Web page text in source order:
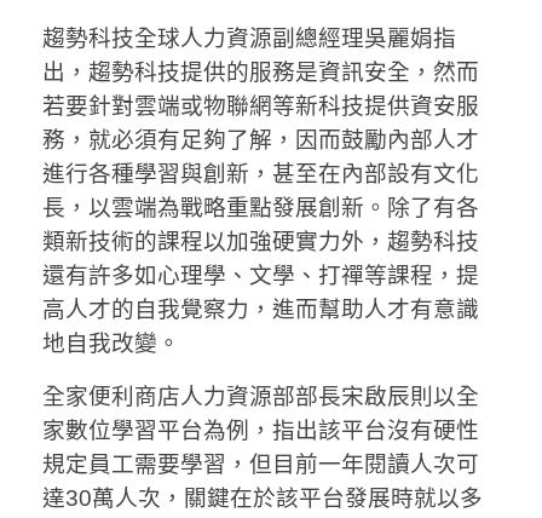
趨勢科技全球人力資源副總經理吳麗娟指
出，趨勢科技提供的服務是資訊安全，然而
若要針對雲端或物聯網等新科技提供資安服
務，就必須有足夠了解，因而鼓勵內部人才
進行各種學習與創新，甚至在內部設有文化
長，以雲端為戰略重點發展創新。除了有各
類新技術的課程以加強硬實力外，趨勢科技
還有許多如心理學、文學、打禪等課程，提
高人才的自我覺察力，進而幫助人才有意識
地自我改變。
全家便利商店人力資源部部長宋啟辰則以全
家數位學習平台為例，指出該平台沒有硬性
規定員工需要學習，但目前一年閱讀人次可
達30萬人次，關鍵在於該平台發展時就以多